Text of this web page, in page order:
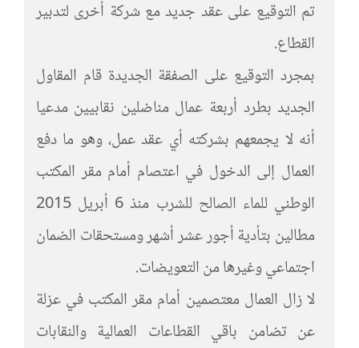
تم التوقيع على عقد جديد مع شركة أخرى لتدبير
القطاع.
بمجرد التوقيع على الصفقة الجديدة قام المقاول
الجديد بطرد أربعة عمال مناضلين نقابيين مدعيا
أنه لا يجمعهم بشركته أي عقد عمل، وهو ما دفع
العمال إلى الدخول في اعتصام أمام مقر المكتب
الوطني للماء الصالح للشرب منذ 6 أبريل 2015
مطالين بتأدية أجور عشر أشهر ومستحقات الضمان
اجتماعي وغيرها من التعويضات.
لا زال العمال معتصمين أمام مقر المكتب في عزلة
عن تضامن باقي القطاعات العمالية والنقابات